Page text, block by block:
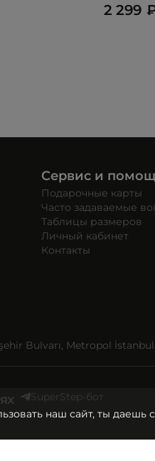
наш сайт, ты
2 299
Сервис и
Подарочные карты
Часто задаваемые
Таблицы размеров
Личный кабинет
Контакты
Bulvarı, Metropol
SuperStep-бот